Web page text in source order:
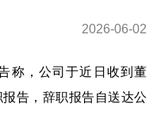
2026-06-02
，公司于近日收到董
告，辞职报告自送达公